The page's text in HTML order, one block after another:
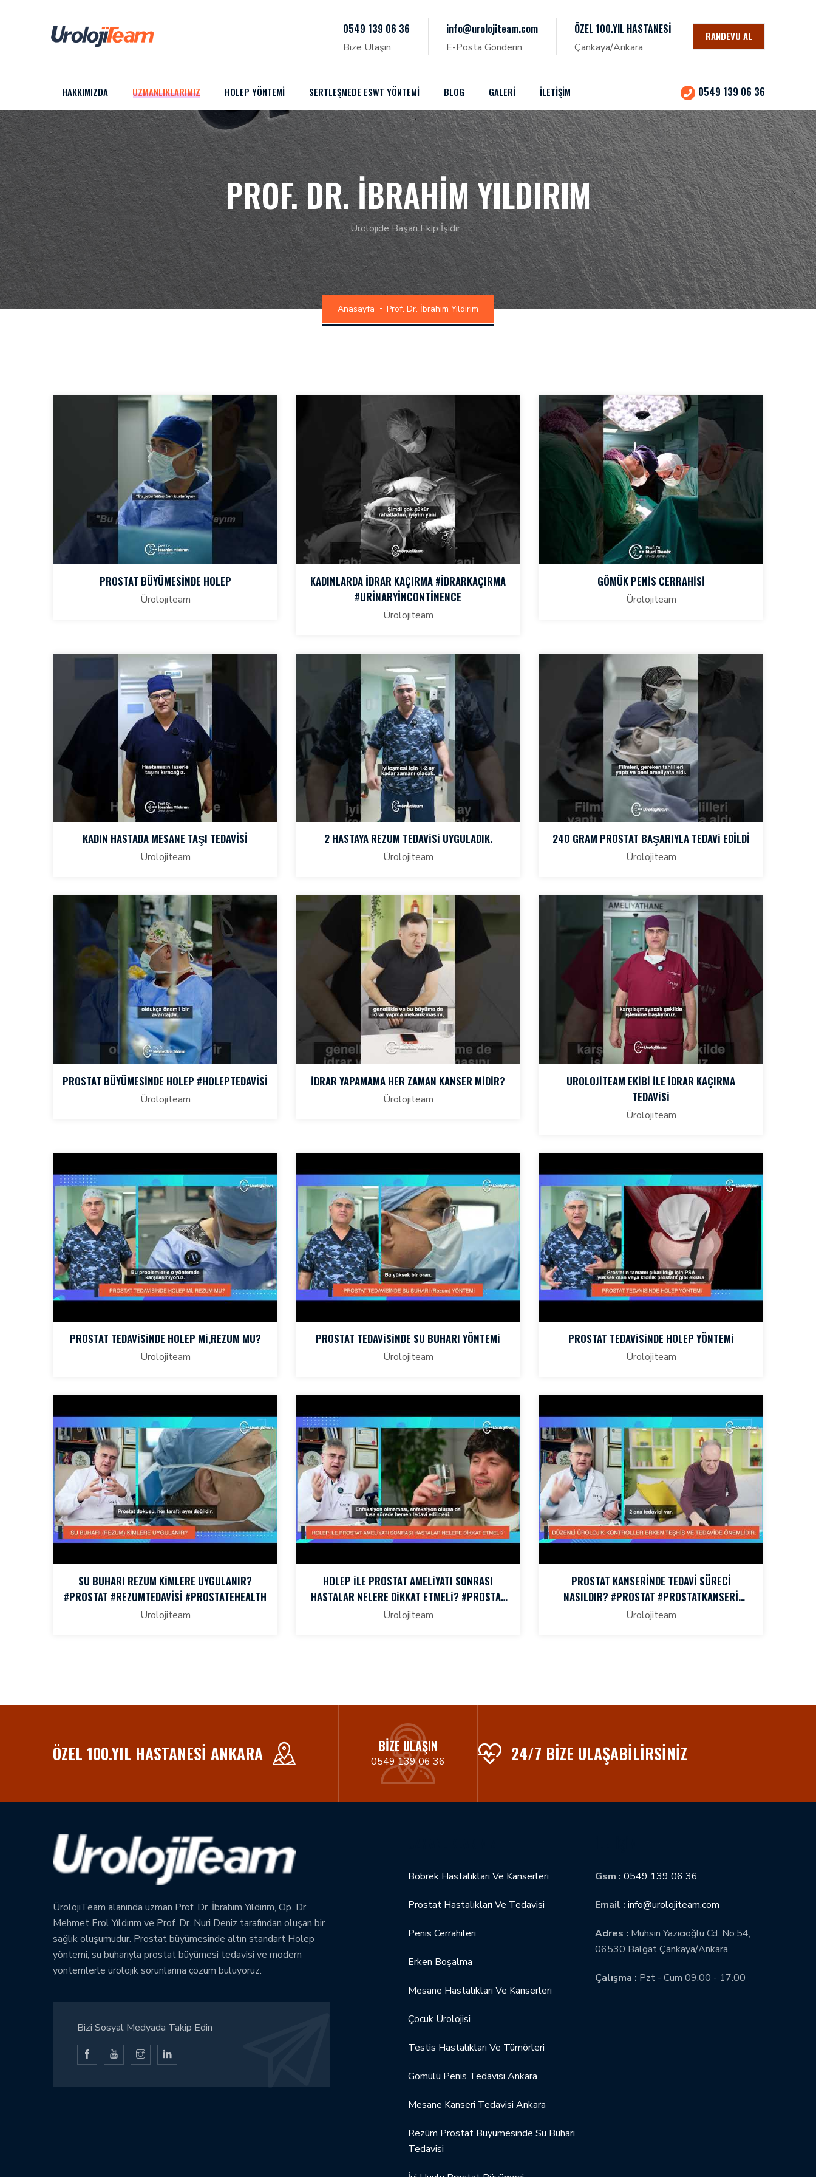
0549 139 06 36
Bize Ulaşın
info@urolojiteam.com
E-Posta Gönderin
ÖZEL 100.YIL HASTANESI
Çankaya/Ankara
RANDEVU AL
HAKKIMIZDA UZMANLIKLARIMIZ HOLEP YÖNTEMI SERTLEŞMEDE ESWT YÖNTEMI BLOG GALERİ İLETİŞİM 0549 139 06 36
PROF. DR. İBRAHIM YILDIRIM
Ürolojide Başarı Ekip İşidir...
Anasayfa Prof. Dr. İbrahim Yıldırım
PROSTAT BÜYÜMESINDE HOLEP
Ürolojiteam
KADINLARDA İDRAR KAÇIRMA #IDRARKAÇIRMA
#URINARYINCONTINENCE
Ürolojiteam
GÖMÜK PENİS CERRAHİSİ
Ürolojiteam
KADIN HASTADA MESANE TAŞI TEDAVİSİ
Ürolojiteam
2 HASTAYA REZUM TEDAVİSİ UYGULADIK.
Ürolojiteam
240 GRAM PROSTAT BAŞARIYLA TEDAVİ EDİLDİ
Ürolojiteam
PROSTAT BÜYÜMESİNDE HOLEP #HOLEPTEDAVISI
Ürolojiteam
İDRAR YAPAMAMA HER ZAMAN KANSER MİDİR?
Ürolojiteam
UROLOJİTEAM EKİBİ İLE İDRAR KAÇIRMA
TEDAVİSİ
Ürolojiteam
PROSTAT TEDAVİSİNDE HOLEP Mİ,REZUM MU?
Ürolojiteam
PROSTAT TEDAVİSİNDE SU BUHARI YÖNTEMİ
Ürolojiteam
PROSTAT TEDAVİSİNDE HOLEP YÖNTEMİ
Ürolojiteam
SU BUHARI REZUM KİMLERE UYGULANIR?
#PROSTAT #REZUMTEDAVISI #PROSTATEHEALTH
Ürolojiteam
HOLEP İLE PROSTAT AMELİYATI SONRASI
HASTALAR NELERE DİKKAT ETMELİ? #PROSTAT
#HOLEPTEDAVISI
Ürolojiteam
PROSTAT KANSERINDE TEDAVI SÜRECI
NASILDIR? #PROSTAT #PROSTATKANSERI
#CANCER #PROSTATECANCER
Ürolojiteam
ÖZEL 100.YIL HASTANESI ANKARA BIZE ULAŞIN
0549 139 06 36 24/7 BIZE ULAŞABİLİRSİNİZ
ÜrolojiTeam alanında uzman Prof. Dr. İbrahim Yıldırım, Op. Dr.
Mehmet Erol Yıldırım ve Prof. Dr. Nuri Deniz tarafından oluşan bir
sağlık oluşumudur. Prostat büyümesinde altın standart Holep
yöntemi, su buharıyla prostat büyümesi tedavisi ve modern
yöntemlerle ürolojik sorunlarına çözüm buluyoruz.
Bizi Sosyal Medyada Takip Edin
Böbrek Hastalıkları Ve Kanserleri
Prostat Hastalıkları Ve Tedavisi
Penis Cerrahileri
Erken Boşalma
Mesane Hastalıkları Ve Kanserleri
Çocuk Ürolojisi
Testis Hastalıkları Ve Tümörleri
Gömülü Penis Tedavisi Ankara
Mesane Kanseri Tedavisi Ankara
Rezūm Prostat Büyümesinde Su Buharı
Tedavisi
Gsm : 0549 139 06 36
Email : info@urolojiteam.com
Adres : Muhsin Yazıcıoğlu Cd. No:54,
06530 Balgat Çankaya/Ankara
Çalışma : Pzt - Cum 09.00 - 17.00